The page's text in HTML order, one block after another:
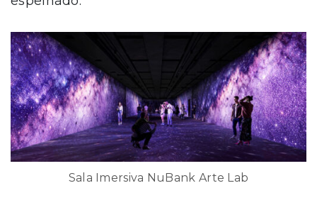
Sala Imersiva NuBank Arte Lab